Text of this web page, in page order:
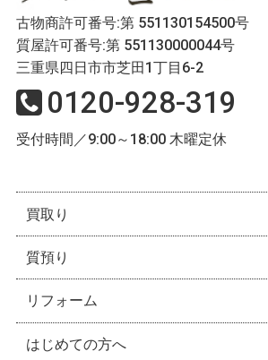
古物商許可番号:第 551130154500号
質屋許可番号:第 551130000044号
三重県四日市市芝田1丁目6-2
0120-928-319
受付時間／9:00～18:00 木曜定休
買取り
質預り
リフォーム
はじめての方へ